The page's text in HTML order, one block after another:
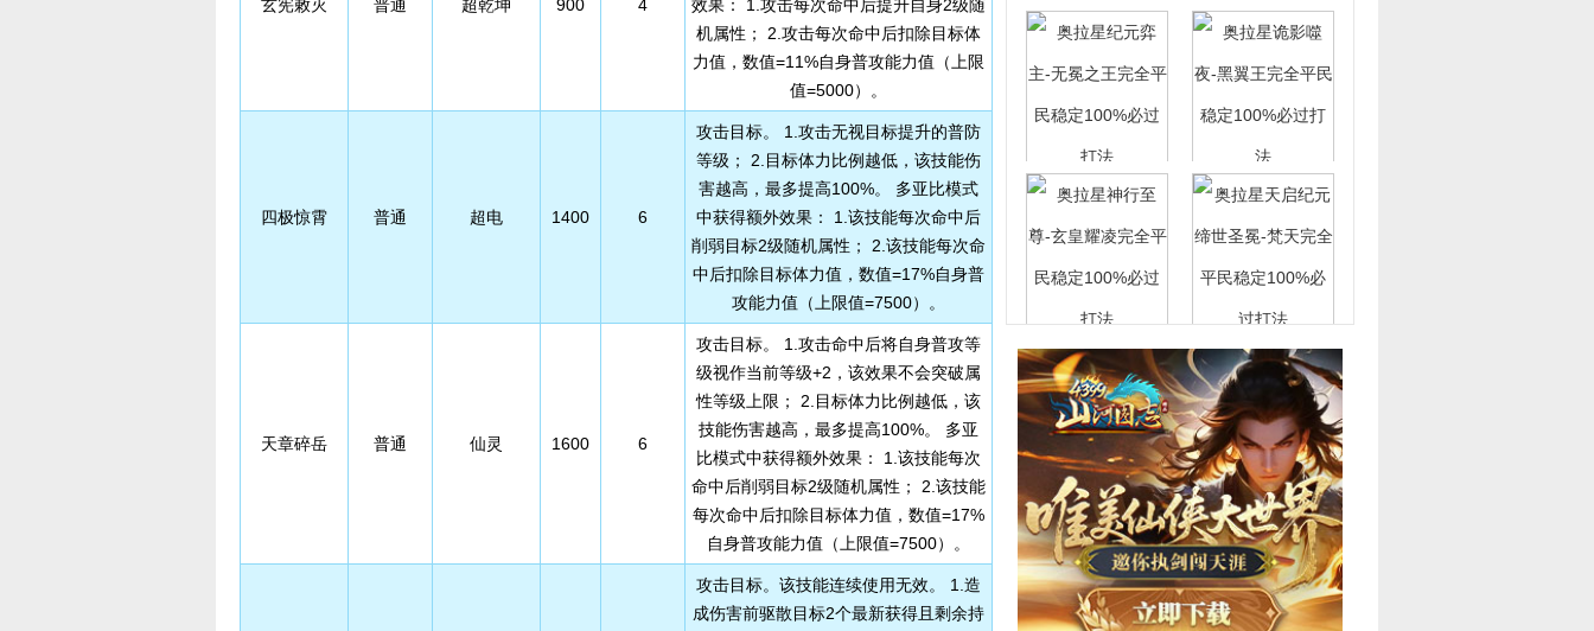
玄宪敕灭 普通 超乾坤 900 4
效果： 1.攻击每次命中后提升自身2级随
机属性； 2.攻击每次命中后扣除目标体
力值，数值=11%自身普攻能力值（上限
值=5000）。
四极惊霄 普通 超电 1400 6
攻击目标。 1.攻击无视目标提升的普防
等级； 2.目标体力比例越低，该技能伤
害越高，最多提高100%。 多亚比模式
中获得额外效果： 1.该技能每次命中后
削弱目标2级随机属性； 2.该技能每次命
中后扣除目标体力值，数值=17%自身普
攻能力值（上限值=7500）。
天章碎岳 普通 仙灵 1600 6
攻击目标。 1.攻击命中后将自身普攻等
级视作当前等级+2，该效果不会突破属
性等级上限； 2.目标体力比例越低，该
技能伤害越高，最多提高100%。 多亚
比模式中获得额外效果： 1.该技能每次
命中后削弱目标2级随机属性； 2.该技能
每次命中后扣除目标体力值，数值=17%
自身普攻能力值（上限值=7500）。
攻击目标。该技能连续使用无效。 1.造
成伤害前驱散目标2个最新获得且剩余持
纪元弈主-无冕之王
完全平民稳定100%
必过打法
诡影噬夜-黑翼王完
全平民稳定100%必
过打法
神行至尊-玄皇耀凌
完全平民稳定100%
必过打法
天启纪元缔世圣冕-
梵天完全平民稳定
100%必过打法